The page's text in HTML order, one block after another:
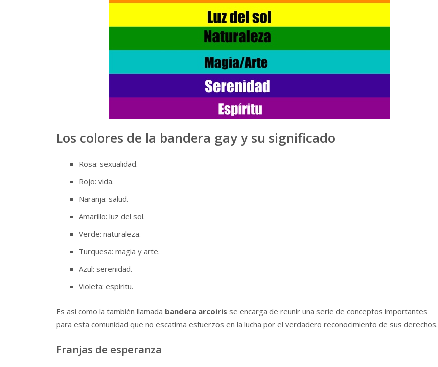
Los colores de la bandera gay y su significado
Rosa: sexualidad.
Rojo: vida.
Naranja: salud.
Amarillo: luz del sol.
Verde: naturaleza.
Turquesa: magia y arte.
Azul: serenidad.
Violeta: espíritu.
Es así como la también llamada bandera arcoiris se encarga de reunir una serie de conceptos importantes
para esta comunidad que no escatima esfuerzos en la lucha por el verdadero reconocimiento de sus derechos.
Franjas de esperanza